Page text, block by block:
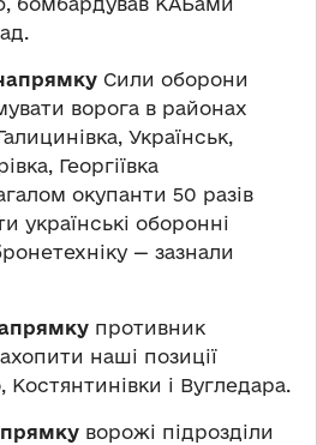
Сили оборони
ворога в районах
Українськ,
Георгіївка
окупанти 50 разів
українські оборонні
— зазнали
противник
наші позиції
Костянтинівки і Вугледара.
ворожі підрозділи